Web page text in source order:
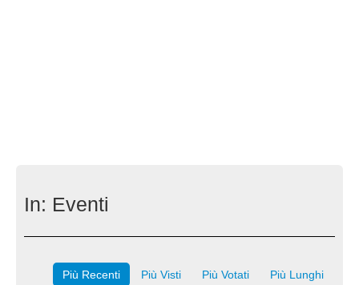
In: Eventi
Più Recenti Più Visti Più Votati Più Lunghi